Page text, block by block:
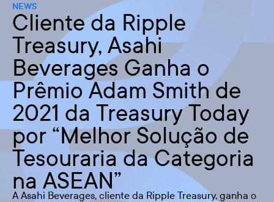
NEWS
Cliente da Ripple
Treasury, Asahi
Beverages Ganha o
Prêmio Adam Smith de
2021 da Treasury Today
por “Melhor Solução de
Tesouraria da Categoria
na ASEAN”
A Asahi Beverages, cliente da Ripple Treasury, ganha o